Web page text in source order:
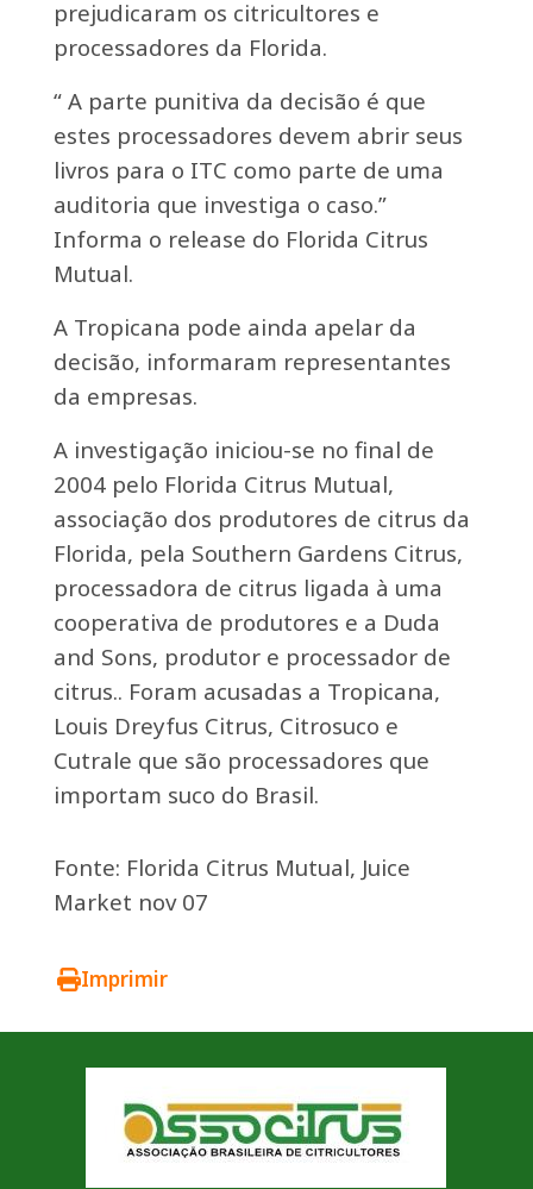
prejudicaram os citricultores e
processadores da Florida.
“ A parte punitiva da decisão é que
estes processadores devem abrir seus
livros para o ITC como parte de uma
auditoria que investiga o caso.”
Informa o release do Florida Citrus
Mutual.
A Tropicana pode ainda apelar da
decisão, informaram representantes
da empresas.
A investigação iniciou-se no final de
2004 pelo Florida Citrus Mutual,
associação dos produtores de citrus da
Florida, pela Southern Gardens Citrus,
processadora de citrus ligada à uma
cooperativa de produtores e a Duda
and Sons, produtor e processador de
citrus.. Foram acusadas a Tropicana,
Louis Dreyfus Citrus, Citrosuco e
Cutrale que são processadores que
importam suco do Brasil.
Fonte: Florida Citrus Mutual, Juice
Market nov 07
Imprimir